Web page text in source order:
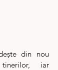
din nou
iar